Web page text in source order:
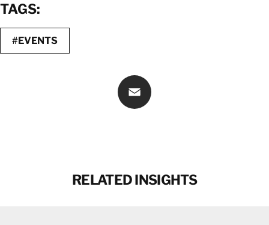
TAGS:
#EVENTS
RELATED INSIGHTS